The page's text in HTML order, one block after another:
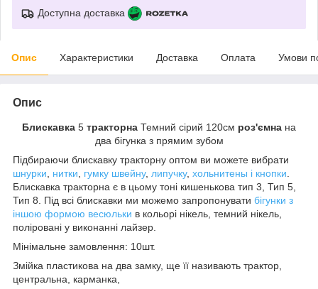
Доступна доставка
Опис Характеристики Доставка Оплата Умови
Опис
Блискавка 5 тракторна Темний сірий 120см роз'ємна на
два бігунка з прямим зубом
Підбираючи блискавку тракторну оптом ви можете вибрати
шнурки
нитки гумку швейну, липучку, хольнитены і кнопки
Блискавка тракторна є в цьому тоні кишенькова тип 3, Тип 5,
Тип 8. Під всі блискавки ми можемо запропонувати бігунки з
іншою формою весюльки в кольорі нікель, темний нікель,
поліровані у виконанні лайзер.
Мінімальне замовлення: 10шт.
Змійка пластикова на два замку, ще її називають трактор,
центральна, карманка,